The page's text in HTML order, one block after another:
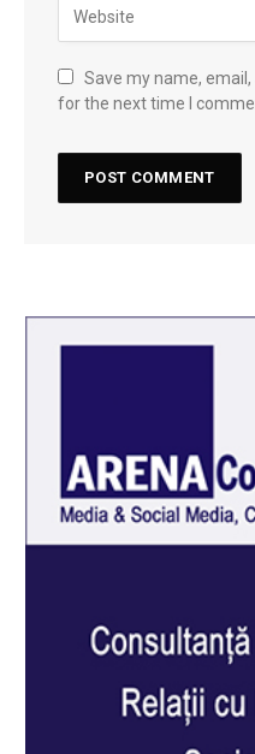
Save my name,
for the next time I